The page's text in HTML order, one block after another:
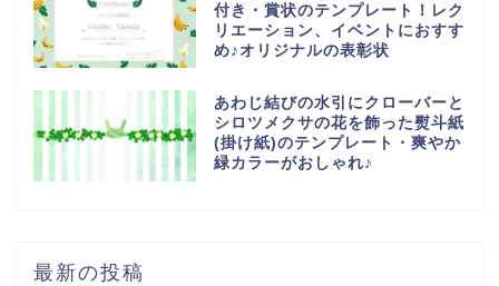
付き・賞状のテンプレート！レク
リエーション、イベントにおすす
め♪オリジナルの表彰状
あわじ結びの水引にクローバーと
シロツメクサの花を飾った熨斗紙
(掛け紙)のテンプレート・爽やか
緑カラーがおしゃれ♪
最新の投稿